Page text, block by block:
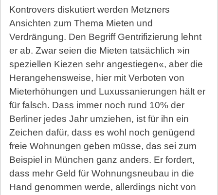
Kontrovers diskutiert werden Metzners
Ansichten zum Thema Mieten und
Verdrängung. Den Begriff Gentrifizierung lehnt
er ab. Zwar seien die Mieten tatsächlich »in
speziellen Kiezen sehr angestiegen«, aber die
Herangehensweise, hier mit Verboten von
Mieterhöhungen und Luxussanierungen hält er
für falsch. Dass immer noch rund 10% der
Berliner jedes Jahr umziehen, ist für ihn ein
Zeichen dafür, dass es wohl noch genügend
freie Wohnungen geben müsse, das sei zum
Beispiel in München ganz anders. Er fordert,
dass mehr Geld für Wohnungsneubau in die
Hand genommen werde, allerdings nicht von